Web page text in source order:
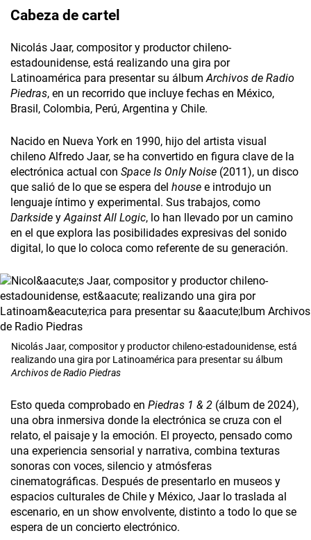
Cabeza de cartel
Nicolás Jaar, compositor y productor chileno-
estadounidense, está realizando una gira por
Latinoamérica para presentar su álbumArchivos de Radio
Piedras, en un recorrido que incluye fechas en México,
Brasil, Colombia, Perú, Argentina y Chile.
Nacido en Nueva York en 1990, hijo del artista visual
chileno Alfredo Jaar, se ha convertido en figura clave de la
electrónica actual con Space Is Only Noise (2011), un disco
que salió de lo que se espera del house e introdujo un
lenguaje íntimo y experimental. Sus trabajos, como
Darkside yAgainst All Logic, lo han llevado por un camino
en el que explora las posibilidades expresivas del sonido
digital, lo que lo coloca como referente de su generación.
Nicolás Jaar, compositor y productor chileno-estadounidense, está
realizando una gira por Latinoamérica para presentar su álbum
Archivos de Radio Piedras
Esto queda comprobado en Piedras 1 & 2 (álbum de 2024),
una obra inmersiva donde la electrónica se cruza con el
relato, el paisaje y la emoción. El proyecto, pensado como
una experiencia sensorial y narrativa, combina texturas
sonoras con voces, silencio y atmósferas
cinematográficas. Después de presentarlo en museos y
espacios culturales de Chile y México, Jaar lo traslada al
escenario, en un show envolvente, distinto a todo lo que se
espera de un concierto electrónico.